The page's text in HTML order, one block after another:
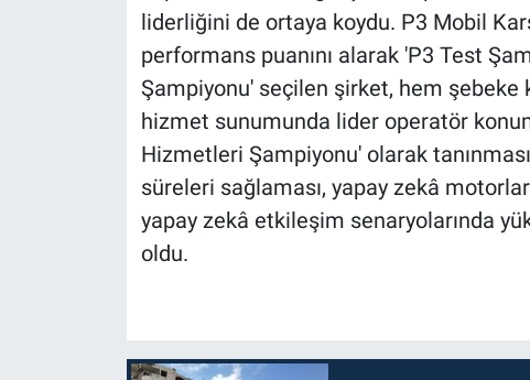
liderliğini de ortaya koydu. P3 Mobil
performans puanını alarak 'P3 Test
Şampiyonu' seçilen şirket, hem şebeke
hizmet sunumunda lider operatör
Hizmetleri Şampiyonu' olarak
süreleri sağlaması, yapay zekâ
yapay zekâ etkileşim senaryolarında
oldu.